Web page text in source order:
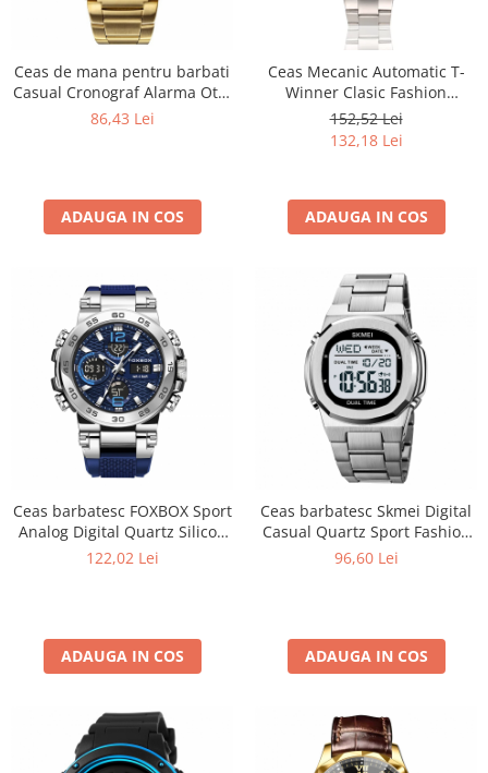
Ceas de mana pentru barbati
Casual Cronograf Alarma Otel
inoxidabil Auriu
86,43 Lei
ADAUGA IN COS
Ceas Mecanic Automatic T-
Winner Clasic Fashion
Argintiu
152,52 Lei
132,18 Lei
ADAUGA IN COS
Ceas barbatesc FOXBOX Sport
Analog Digital Quartz Silicon
Otel
122,02 Lei
ADAUGA IN COS
Ceas barbatesc Skmei Digital
Casual Quartz Sport Fashion
Argintiu
96,60 Lei
ADAUGA IN COS